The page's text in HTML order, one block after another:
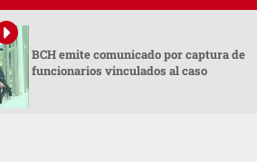
BCH emite comunicado por captura de
funcionarios vinculados al caso